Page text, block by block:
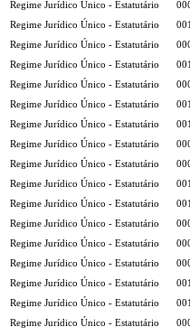
Regime Jurídico Único - Estatutário
Regime Jurídico Único - Estatutário
Regime Jurídico Único - Estatutário
Regime Jurídico Único - Estatutário
Regime Jurídico Único - Estatutário
Regime Jurídico Único - Estatutário
Regime Jurídico Único - Estatutário
Regime Jurídico Único - Estatutário
Regime Jurídico Único - Estatutário
Regime Jurídico Único - Estatutário
Regime Jurídico Único - Estatutário
Regime Jurídico Único - Estatutário
Regime Jurídico Único - Estatutário
Regime Jurídico Único - Estatutário
Regime Jurídico Único - Estatutário
Regime Jurídico Único - Estatutário
Regime Jurídico Único - Estatutário